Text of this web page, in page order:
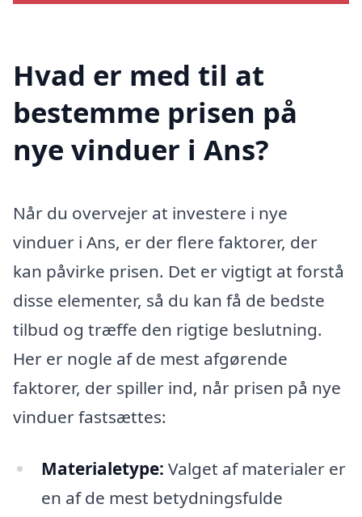
Hvad er med til at
bestemme prisen på
nye vinduer i Ans?
Når du overvejer at investere i nye
vinduer i Ans, er der flere faktorer, der
kan påvirke prisen. Det er vigtigt at forstå
disse elementer, så du kan få de bedste
tilbud og træffe den rigtige beslutning.
Her er nogle af de mest afgørende
faktorer, der spiller ind, når prisen på nye
vinduer fastsættes:
Materialetype: Valget af materialer er
en af de mest betydningsfulde